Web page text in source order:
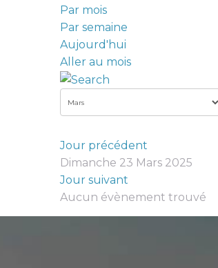
Par mois
Par semaine
Aujourd'hui
Aller au mois
Jour précédent
Dimanche 23 Mars 2025
Jour suivant
Aucun évènement trouvé